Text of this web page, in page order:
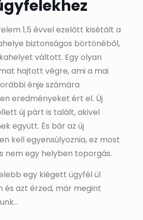
1,5 évvel ezelőtt kisétált a
biztonságos börtönéből,
váltott. Egy olyan
hajtott végre, ami a mai
énje számára
eredményeket ért el. Új
új párt is talált, akivel
együtt. És bár az új
kell egyensúlyoznia, ez most
nem egy helyben toporgás.
egy kiégett ügyfél ül
és azt érzed, már megint